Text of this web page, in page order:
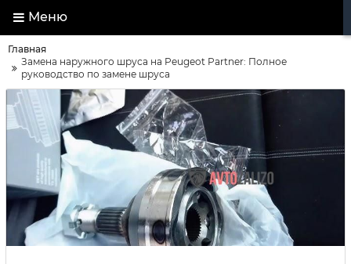
Меню
Главная
Замена наружного шруса на Peugeot Partner: Полное
руководство по замене шруса